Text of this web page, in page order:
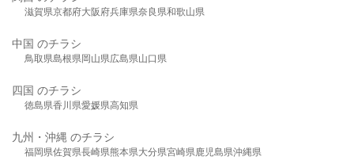
滋賀県京都府大阪府兵庫県奈良県和歌山県
中国 のチラシ
鳥取県島根県岡山県広島県山口県
四国 のチラシ
徳島県香川県愛媛県高知県
九州・沖縄 のチラシ
福岡県佐賀県長崎県熊本県大分県宮崎県鹿児島県沖縄県